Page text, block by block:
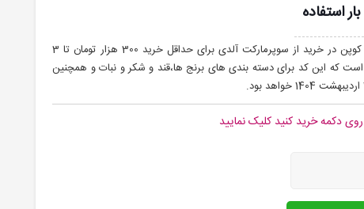
: تمام کاربران می توانند با استفاده از این کوپن در خرید از سوپرمارکت آلدی برای حداقل خرید 300 هزار تومان تا 3
به ذکر است که این کد برای دسته بندی های برنج ها،قند و شکر و نبات و همچنین
دکمه خرید کنید کلیک نمایید